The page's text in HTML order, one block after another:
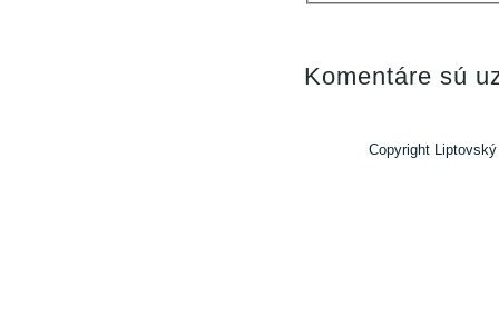
Komentáre sú
Copyright